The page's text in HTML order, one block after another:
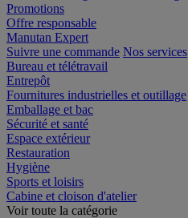
Promotions
Offre responsable
Manutan Expert
Suivre une commande Nos services
Bureau et télétravail
Entrepôt
Fournitures industrielles et outillage
Emballage et bac
Sécurité et santé
Espace extérieur
Restauration
Hygiène
Sports et loisirs
Cabine et cloison d'atelier
Voir toute la catégorie